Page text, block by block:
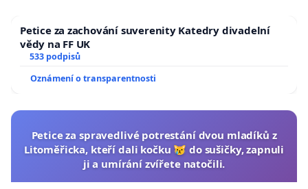
Petice za zachování suverenity Katedry divadelní
vědy na FF UK
533 podpisů
Oznámení o transparentnosti
Petice za spravedlivé potrestání dvou mladíků z
Litoměřicka, kteří dali kočku 😿 do sušičky, zapnuli
ji a umírání zvířete natočili.